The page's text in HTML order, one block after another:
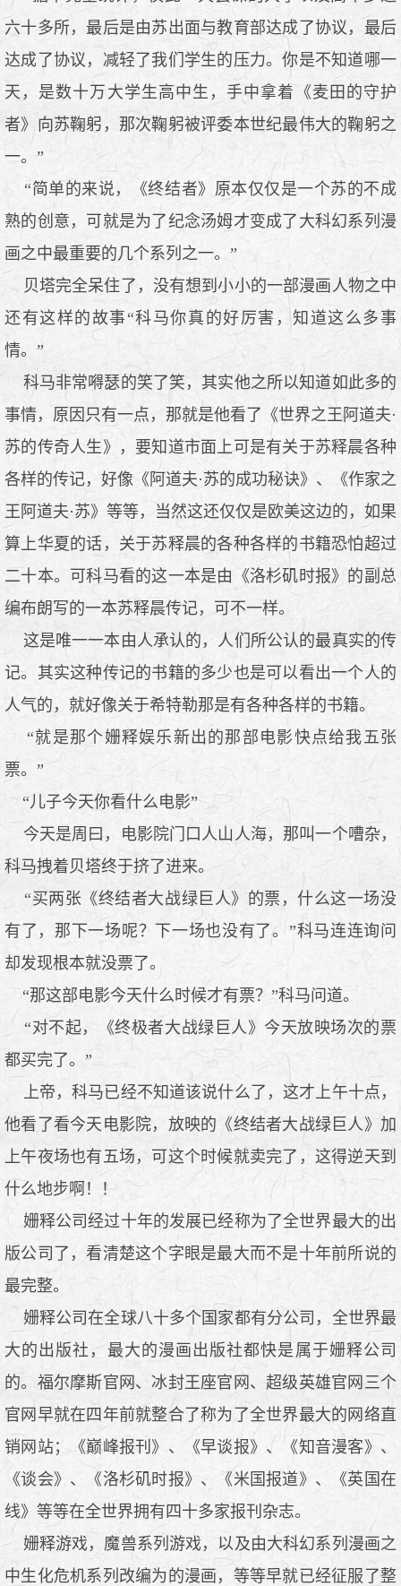
六十多所，最后是由苏出面与教育部达成了协议，最后
达成了协议，减轻了我们学生的压力。你是不知道哪一
天，是数十万大学生高中生，手中拿着《麦田的守护
者》向苏鞠躬，那次鞠躬被评委本世纪最伟大的鞠躬之
一。”
“简单的来说，《终结者》原本仅仅是一个苏的不成
熟的创意，可就是为了纪念汤姆才变成了大科幻系列漫
画之中最重要的几个系列之一。”
贝塔完全呆住了，没有想到小小的一部漫画人物之中
还有这样的故事“科马你真的好厉害，知道这么多事
情。”
科马非常嘚瑟的笑了笑，其实他之所以知道如此多的
事情，原因只有一点，那就是他看了《世界之王阿道夫·
苏的传奇人生》，要知道市面上可是有关于苏释晨各种
各样的传记，好像《阿道夫·苏的成功秘诀》、《作家之
王阿道夫·苏》等等，当然这还仅仅是欧美这边的，如果
算上华夏的话，关于苏释晨的各种各样的书籍恐怕超过
二十本。可科马看的这一本是由《洛杉矶时报》的副总
编布朗写的一本苏释晨传记，可不一样。
这是唯一一本由人承认的，人们所公认的最真实的传
记。其实这种传记的书籍的多少也是可以看出一个人的
人气的，就好像关于希特勒那是有各种各样的书籍。
“就是那个姗释娱乐新出的那部电影快点给我五张
票。”
“儿子今天你看什么电影”
今天是周曰，电影院门口人山人海，那叫一个嘈杂，
科马拽着贝塔终于挤了进来。
“买两张《终结者大战绿巨人》的票，什么这一场没
有了，那下一场呢？下一场也没有了。”科马连连询问
却发现根本就没票了。
“那这部电影今天什么时候才有票？”科马问道。
“对不起，《终极者大战绿巨人》今天放映场次的票
都买完了。”
上帝，科马已经不知道该说什么了，这才上午十点，
他看了看今天电影院，放映的《终结者大战绿巨人》加
上午夜场也有五场，可这个时候就卖完了，这得逆天到
什么地步啊！！
姗释公司经过十年的发展已经称为了全世界最大的出
版公司了，看清楚这个字眼是最大而不是十年前所说的
最完整。
姗释公司在全球八十多个国家都有分公司，全世界最
大的出版社，最大的漫画出版社都快是属于姗释公司
的。福尔摩斯官网、冰封王座官网、超级英雄官网三个
官网早就在四年前就整合了称为了全世界最大的网络直
销网站；《巅峰报刊》、《早谈报》、《知音漫客》、
《谈会》、《洛杉矶时报》、《米国报道》、《英国在
线》等等在全世界拥有四十多家报刊杂志。
姗释游戏，魔兽系列游戏，以及由大科幻系列漫画之
中生化危机系列改编为的漫画，等等早就已经征服了整